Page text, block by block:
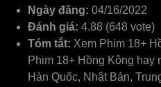
Ngày đăng: 04/16/2022
Đánh giá: 4.88 (648 vote)
Tóm tắt: Xem Phim 18+
Phim 18+ Hồng Kông hay
Hàn Quốc, Nhật Bản,